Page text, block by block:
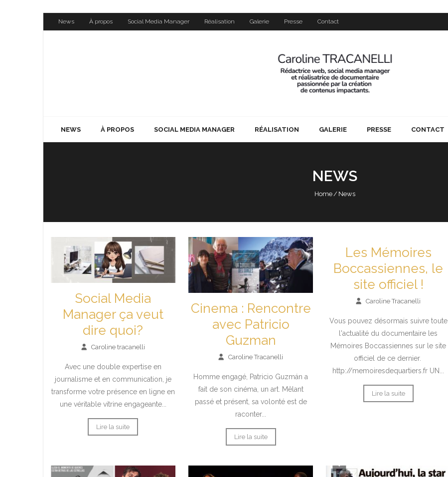
to
News À propos Social Media Manager Réalisation Galerie Presse Contact
NEWS À PROPOS SOCIAL MEDIA MANAGER RÉALISATION GALERIE PRESSE CONTACT
NEWS
Home / News
Social Media
Manager ça veut
dire quoi?
Caroline tracanelli
Avec une double expertise en
journalisme et en communication, je
transforme votre présence en ligne en
une véritable vitrine engageante...
Lire la suite
Cinema : Rencontre
avec Patricio
Guzman
Caroline Tracanelli
Homme engagé, Patricio Guzmán a
fait de son cinéma, un art. Mêlant
passé et présent, sa volonté est de
raconter...
Lire la suite
Les Mémoires
Boccassiennes, le
site officiel !
Caroline Tracanelli
Vous pouvez désormais suivre toute
l'actualité du documentaire les
Mémoires Boccassiennes sur le site
officiel de ce dernier.
http://memoiresdequartiers.fr UN...
Lire la suite